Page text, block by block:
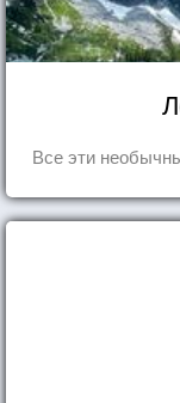
Все эти